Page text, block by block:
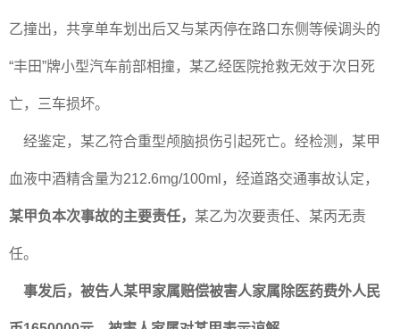
乙撞出，共享单车划出后又与某丙停在路口东侧等候调头的
“丰田”牌小型汽车前部相撞，某乙经医院抢救无效于次日死
亡，三车损坏。
经鉴定，某乙符合重型颅脑损伤引起死亡。经检测，某甲
血液中酒精含量为212.6mg/100ml，经道路交通事故认定，
某甲负本次事故的主要责任， 某乙为次要责任、某丙无责
任。
事发后，被告人某甲家属赔偿被害人家属除医药费外人民